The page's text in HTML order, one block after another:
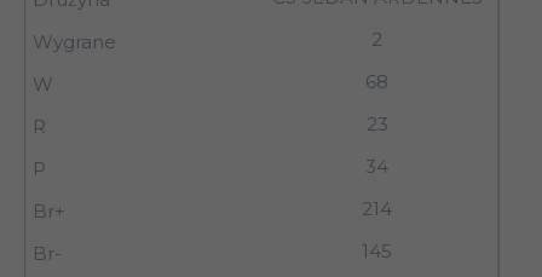
2
68
23
34
214
145